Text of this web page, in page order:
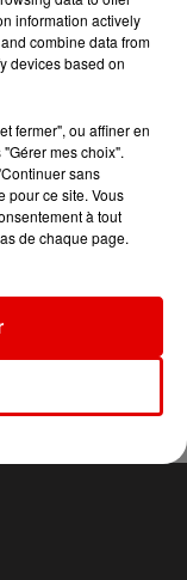
19h50
19h50
Belle Histoire
information actively
combine data from
devices based on
fermer", ou affiner en
mes choix".
sans
pour ce site. Vous
à tout
de chaque page.